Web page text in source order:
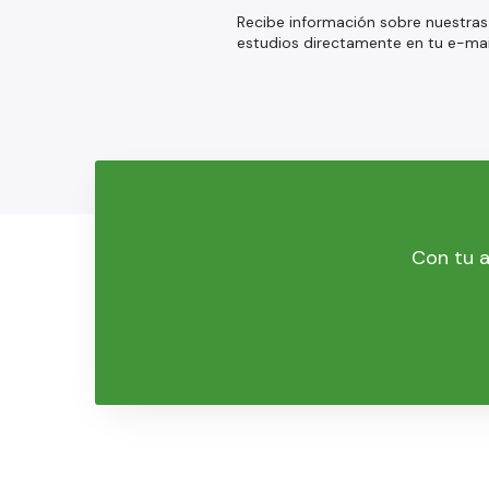
Recibe información sobre
estudios directamente en tu e-
Con tu